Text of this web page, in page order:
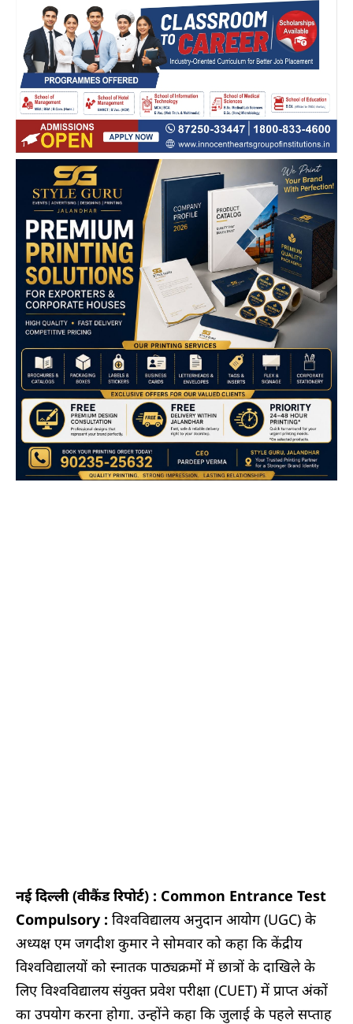
नई दिल्ली(वीकैंड रिपोर्ट) : Common Entrance Test
Compulsory : विश्वविद्यालय अनुदान आयोग (UGC) के
अध्यक्ष एम जगदीश कुमार ने सोमवार को कहा कि केंद्रीय
विश्वविद्यालयों को स्नातक पाठ्यक्रमों में छात्रों के दाखिले के
लिए विश्वविद्यालय संयुक्त प्रवेश परीक्षा (CUET) में प्राप्त अंकों
का उपयोग करना होगा. उन्होंने कहा कि जुलाई के पहले सप्ताह